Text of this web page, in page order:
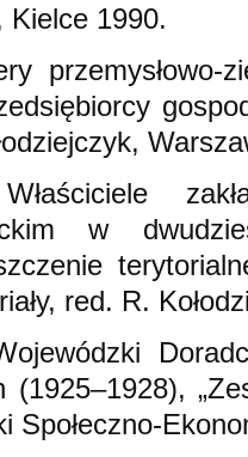
Kielce 1990.
przemysłowo-
w
red. R.
(1925–1928),
Społeczno-